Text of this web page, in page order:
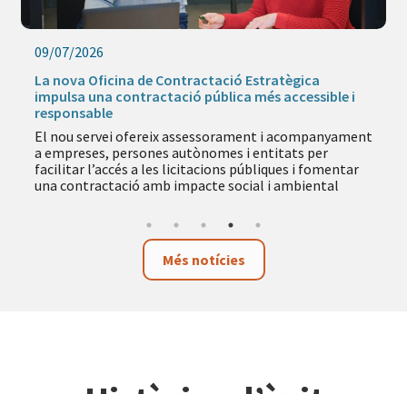
09/07/2026
La nova Oficina de Contractació Estratègica
impulsa una contractació pública més accessible i
responsable
El nou servei ofereix assessorament i acompanyament
a empreses, persones autònomes i entitats per
facilitar l’accés a les licitacions públiques i fomentar
una contractació amb impacte social i ambiental
Més notícies